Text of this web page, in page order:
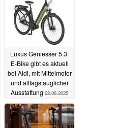
Luxus Geniesser 5.3:
E-Bike gibt es aktuell
bei Aldi, mit Mittelmotor
und alltagstauglicher
Ausstattung 22.06.2025